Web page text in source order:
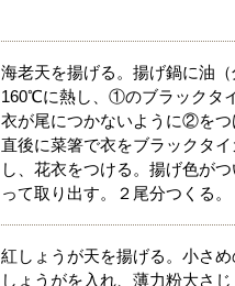
海老天を揚げる。揚げ鍋に油
160℃に熱し、①のブラックタ
衣が尾につかないように②をつ
直後に菜箸で衣をブラックタ
し、花衣をつける。揚げ色が
って取り出す。２尾分つくる。
紅しょうが天を揚げる。小さ
しょうがを入れ、薄力粉大さ